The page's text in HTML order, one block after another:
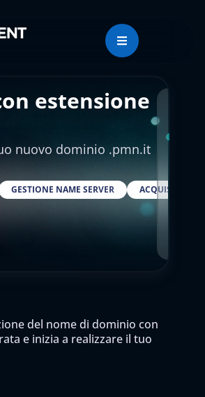
estensione
nuovo dominio .pmn.it
GESTIONE NAME SERVER ACQUISTARE
del nome di dominio con
e inizia a realizzare il tuo